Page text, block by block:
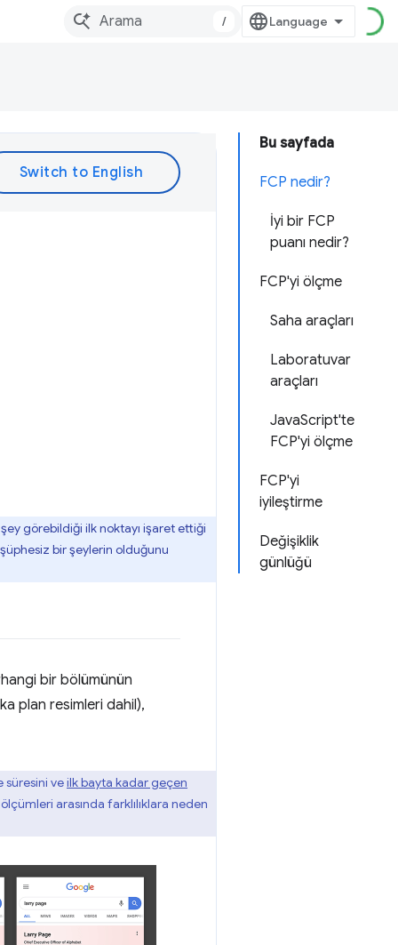
/
Bu sayfada
FCP nedir?
İyi bir FCP
puanı nedir?
FCP'yi ölçme
Saha araçları
Laboratuvar
araçları
JavaScript'te
FCP'yi ölçme
FCP'yi
iyileştirme
Değişiklik
günlüğü
görebildiği ilk noktayı işaret ettiği
şüphesiz bir şeylerin olduğunu
bir bölümünün
plan resimleri dahil),
süresini veilk bayta kadar geçen
arasında farklılıklara neden